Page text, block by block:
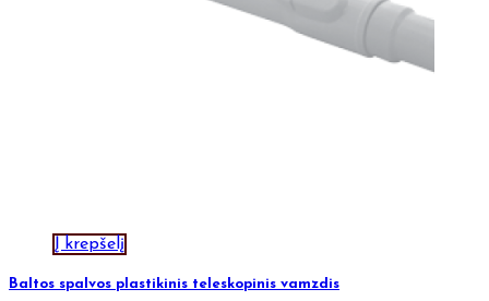
Į krepšelį
Baltos spalvos plastikinis teleskopinis vamzdis